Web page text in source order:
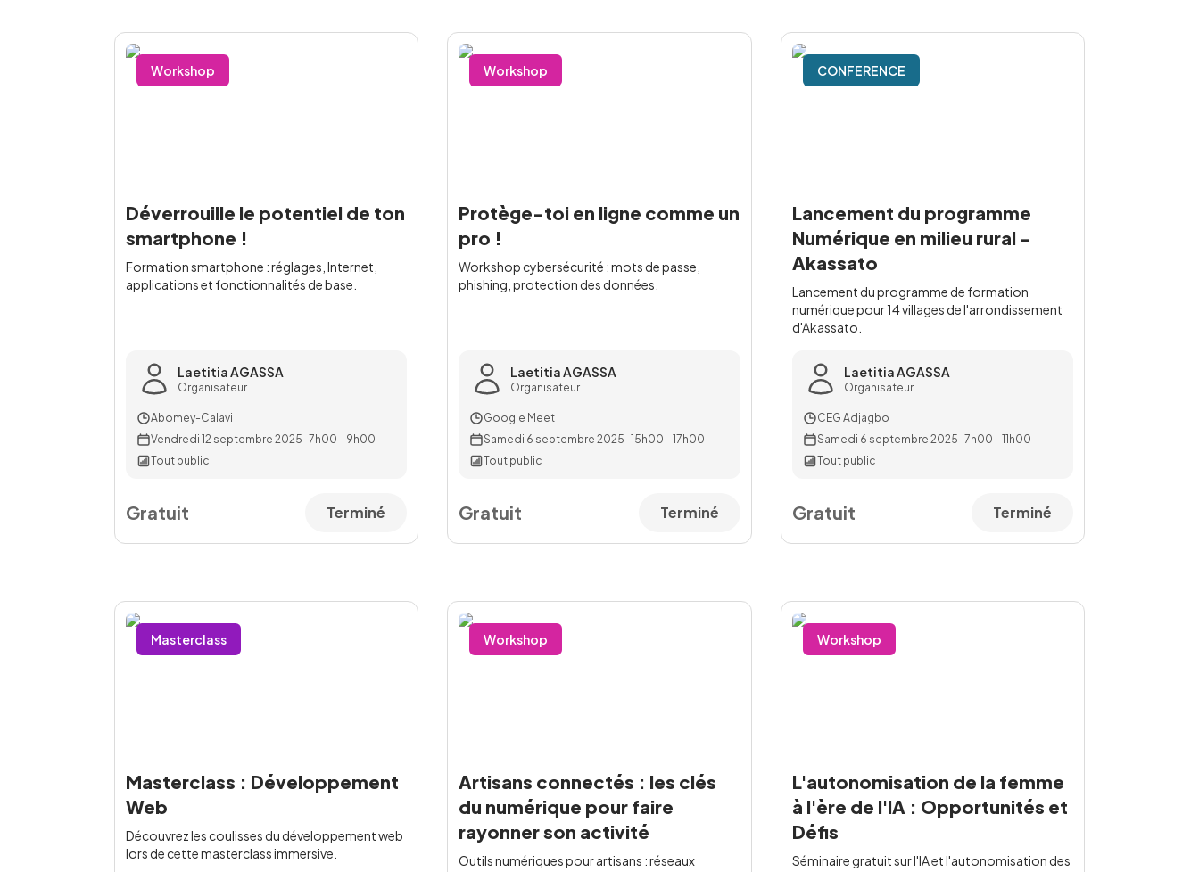
Workshop
Déverrouille le potentiel de ton
smartphone !
Formation smartphone : réglages, Internet,
applications et fonctionnalités de base.
Laetitia AGASSA
Organisateur
Abomey-Calavi
Vendredi 12 septembre 2025 · 7h00 - 9h00
Tout public
Gratuit Terminé
Workshop
Protège-toi en ligne comme un
pro !
Workshop cybersécurité : mots de passe,
phishing, protection des données.
Laetitia AGASSA
Organisateur
Google Meet
Samedi 6 septembre 2025 ·15h00 - 17h00
Tout public
Gratuit Terminé
CONFERENCE
Lancement du programme
Numérique en milieu rural -
Akassato
Lancement du programme de formation
numérique pour 14 villages de l'arrondissement
d'Akassato.
Laetitia AGASSA
Organisateur
CEG Adjagbo
Samedi 6 septembre 2025 · 7h00 - 11h00
Tout public
Gratuit Terminé
Masterclass
Masterclass : Développement
Web
Découvrez les coulisses du développement web
lors de cette masterclass immersive.
Workshop
Artisans connectés : les clés
du numérique pour faire
rayonner son activité
Outils numériques pour artisans : réseaux
Workshop
L'autonomisation de la femme
à l'ère de l'IA : Opportunités et
Défis
Séminaire gratuit sur l'IA et l'autonomisation des